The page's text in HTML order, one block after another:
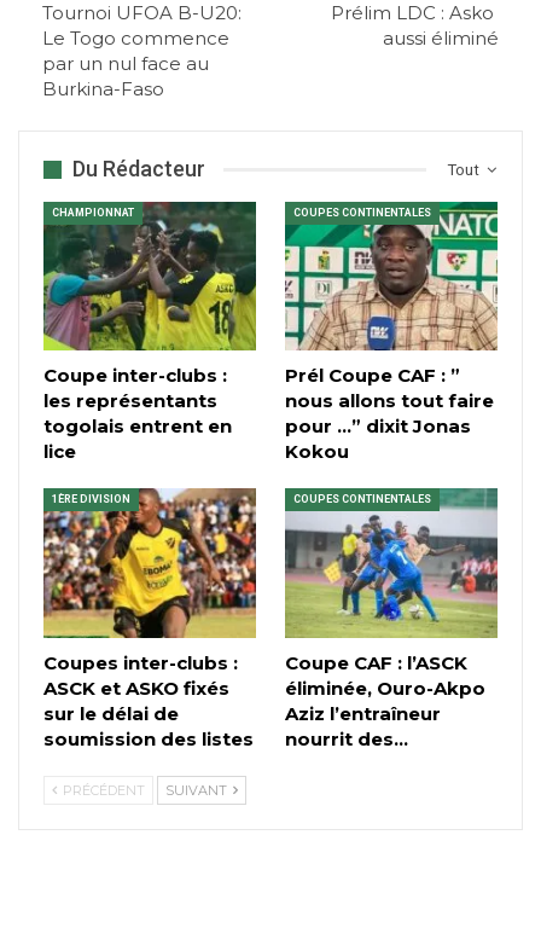
Tournoi UFOA B-U20:
Le Togo commence
par un nul face au
Burkina-Faso
Prélim LDC : Asko
aussi éliminé
Tout
Du Rédacteur
CHAMPIONNAT
Coupe inter-clubs :
les représentants
togolais entrent en
lice
COUPES CONTINENTALES
Prél Coupe CAF : ”
nous allons tout faire
pour …” dixit Jonas
Kokou
1ÈRE DIVISION
Coupes inter-clubs :
ASCK et ASKO fixés
sur le délai de
soumission des listes
COUPES CONTINENTALES
Coupe CAF : l’ASCK
éliminée, Ouro-Akpo
Aziz l’entraîneur
nourrit des…
PRÉCÉDENT SUIVANT